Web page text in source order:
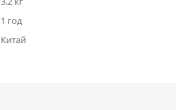
1 год
Китай